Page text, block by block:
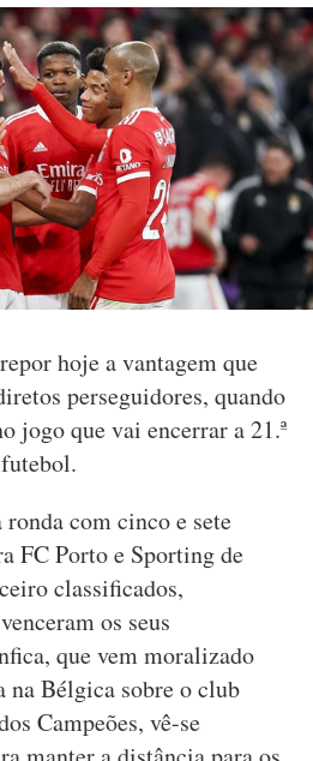
hoje a vantagem que
perseguidores, quando
jogo que vai encerrar a 21.ª
com cinco e sete
FC Porto e Sporting de
classificados,
os seus
que vem moralizado
na Bélgica sobre o club
Campeões, vê-se